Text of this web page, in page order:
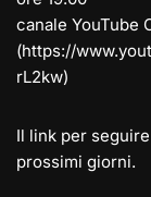
canale YouTube
(https://
rL2kw)
Il link per
prossimi giorni.